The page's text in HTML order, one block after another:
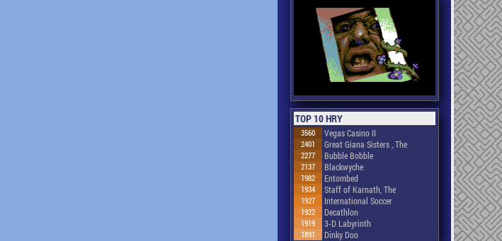
TOP 10 HRY
3560 Vegas Casino II
2401 Great Giana Sisters , The
2277 Bubble Bobble
2137 Blackwyche
1982 Entombed
1934 Staff of Karnath, The
1927 International Soccer
1922 Decathlon
1919 3-D Labyrinth
1891 Dinky Doo